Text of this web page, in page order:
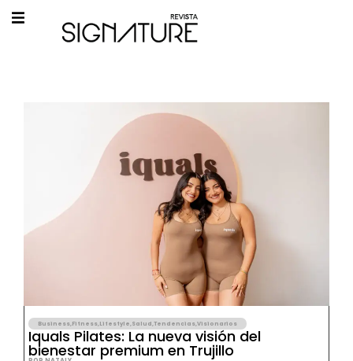
Business Fitness Lifestyle Salud Tendencias Visionarios
Iquals Pilates: La nueva visión del
bienestar premium en Trujillo